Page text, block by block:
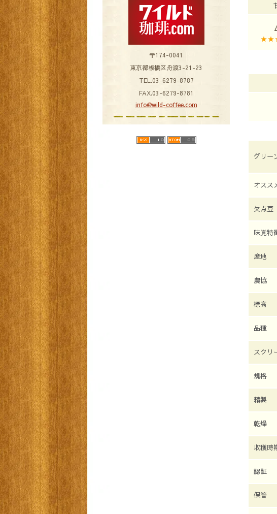
〒174-0041
東京都板橋区舟渡3-21-23
TEL.03-6279-8787
FAX.03-6279-8781
info@wild-coffee.com
グリー
オスス
欠点豆
味覚特
産地
農協
標高
品種
スクリ
規格
精製
乾燥
収穫時
認証
保管